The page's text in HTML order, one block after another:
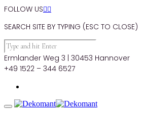
FOLLOW US
SEARCH SITE BY TYPING (ESC TO CLOSE)
Ermlander Weg 3 | 30453 Hannover
+49 1522 – 344 6527